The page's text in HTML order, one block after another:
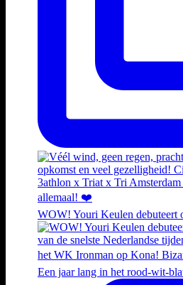
WOW! Youri Keulen debuteert
Een jaar lang in het rood-wit-